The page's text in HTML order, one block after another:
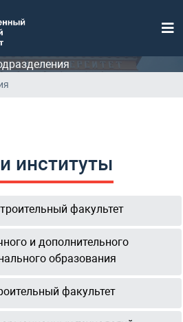
институты
факультет
и дополнительного
образования
факультет